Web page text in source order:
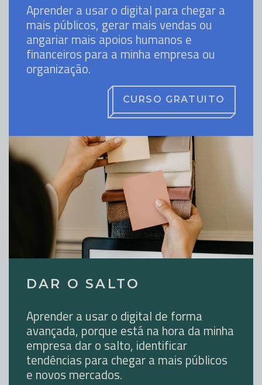
Aprender a usar o digital para chegar a
mais públicos, gerar mais vendas ou
angariar mais apoios humanos e
financeiros para a minha empresa ou
organização.
CURSO GRATUITO
DAR O SALTO
Aprender a usar o digital de forma
avançada, porque está na hora da minha
empresa dar o salto, identificar
tendências para chegar a mais públicos
e novos mercados.